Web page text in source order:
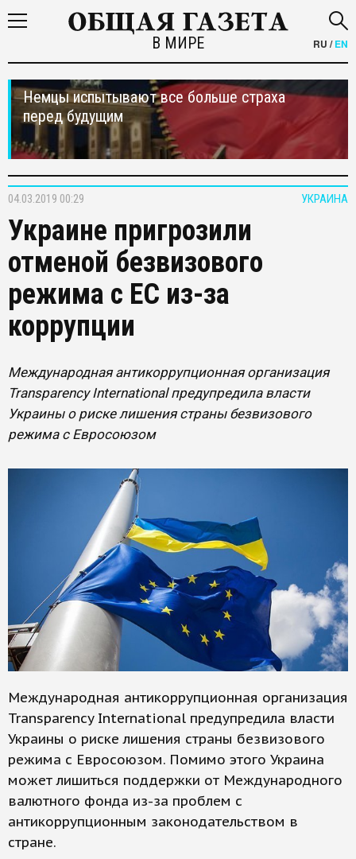
В МИРЕ RU /EN
Немцы испытывают все больше страха
перед будущим
УКРАИНА
04.03.2019 00:29
Украине пригрозили
отменой безвизового
режима с ЕС из-за
коррупции
Международная антикоррупционная организация
Transparency International предупредила власти
Украины о риске лишения страны безвизового
режима с Евросоюзом
Международная антикоррупционная организация
Transparency International предупредила власти
Украины о риске лишения страны безвизового
режима с Евросоюзом. Помимо этого Украина
может лишиться поддержки от Международного
валютного фонда из-за проблем с
антикоррупционным законодательством в
стране.